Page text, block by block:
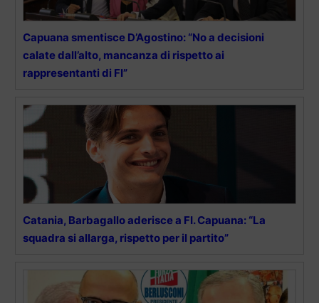
Capuana smentisce D’Agostino: “No a decisioni
calate dall’alto, mancanza di rispetto ai
rappresentanti di FI”
Catania, Barbagallo aderisce a FI. Capuana: “La
squadra si allarga, rispetto per il partito”